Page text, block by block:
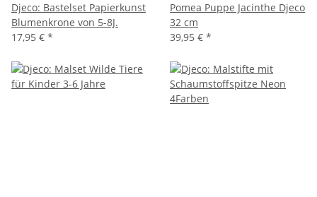
Djeco: Bastelset Papierkunst
Blumenkrone von 5-8J.
17,95 € *
Pomea Puppe Jacinthe Djeco
32 cm
39,95 € *